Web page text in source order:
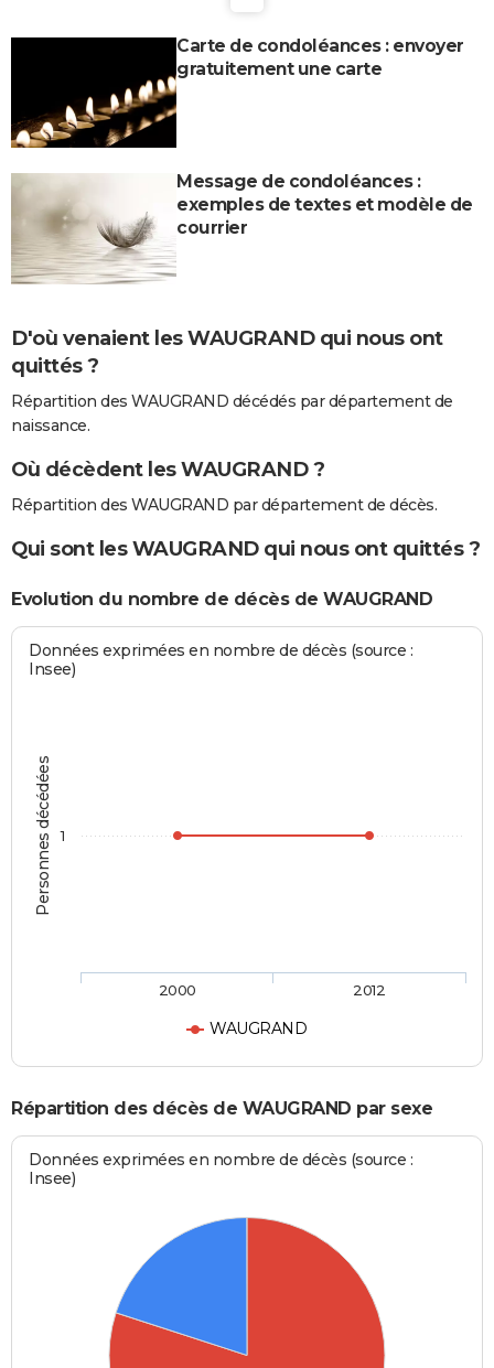
Carte de condoléances : envoyer
gratuitement une carte
Message de condoléances :
exemples de textes et modèle de
courrier
D'où venaient les WAUGRAND qui nous ont
quittés ?
Répartition des WAUGRAND décédés par département de
naissance.
Où décèdent les WAUGRAND ?
Répartition des WAUGRAND par département de décès.
Qui sont les WAUGRAND qui nous ont quittés ?
Evolution du nombre de décès de WAUGRAND
Personnes décédées
Données exprimées en nombre de décès (source :
Insee)
WAUGRAND
2000 2012
1
Répartition des décès de WAUGRAND par sexe
Données exprimées en nombre de décès (source :
Insee)